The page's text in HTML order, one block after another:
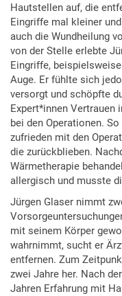
Hautstellen auf, die
Eingriffe mal kleiner
auch die Wundheilung
von der Stelle erlebte
Eingriffe,
Auge. Er fühlte sich
versorgt und schöpfte
Expert*innen Vertrauen
bei den Operationen.
zufrieden mit den
die zurückblieben.
Wärmetherapie
allergisch und musste
Jürgen Glaser nimmt
mit seinem Körper
wahrnimmt, sucht er
entfernen. Zum
zwei Jahre her. Nach
Jahren Erfahrung mit